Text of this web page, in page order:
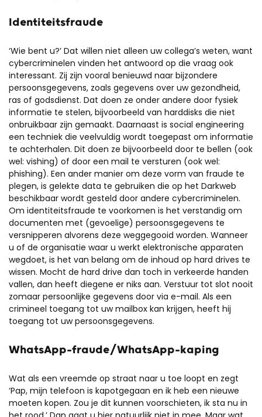
Identiteitsfraude
‘Wie bent u?’ Dat willen niet alleen uw collega’s weten, want
cybercriminelen vinden het antwoord op die vraag ook
interessant. Zij zijn vooral benieuwd naar bijzondere
persoonsgegevens, zoals gegevens over uw gezondheid,
ras of godsdienst. Dat doen ze onder andere door fysiek
informatie te stelen, bijvoorbeeld van harddisks die niet
onbruikbaar zijn gemaakt. Daarnaast is social engineering
een techniek die veelvuldig wordt toegepast om informatie
te achterhalen. Dit doen ze bijvoorbeeld door te bellen (ook
wel: vishing) of door een mail te versturen (ook wel:
phishing). Een ander manier om deze vorm van fraude te
plegen, is gelekte data te gebruiken die op het Darkweb
beschikbaar wordt gesteld door andere cybercriminelen.
Om identiteitsfraude te voorkomen is het verstandig om
documenten met (gevoelige) persoonsgegevens te
versnipperen alvorens deze weggegooid worden. Wanneer
u of de organisatie waar u werkt elektronische apparaten
wegdoet, is het van belang om de inhoud op hard drives te
wissen. Mocht de hard drive dan toch in verkeerde handen
vallen, dan heeft diegene er niks aan. Verstuur tot slot nooit
zomaar persoonlijke gegevens door via e-mail. Als een
crimineel toegang tot uw mailbox kan krijgen, heeft hij
toegang tot uw persoonsgegevens.
WhatsApp-fraude/WhatsApp-kaping
Wat als een vreemde op straat naar u toe loopt en zegt
‘Pap, mijn telefoon is kapotgegaan en ik heb een nieuwe
moeten kopen. Zou je dit kunnen voorschieten, ik sta nu in